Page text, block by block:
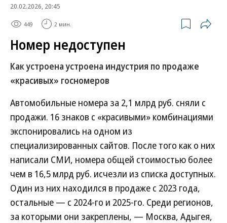
20.02.2026, 20:45
449 2 мин.
Номер недоступен
Как устроена устроена индустрия по продаже
«красивых» госномеров
Автомобильные номера за 2,1 млрд руб. сняли с
продажи. 16 знаков с «красивыми» комбинациями
экспонировались на одном из
специализированных сайтов. После того как о них
написали СМИ, номера общей стоимостью более
чем в 16,5 млрд руб. исчезли из списка доступных.
Один из них находился в продаже с 2023 года,
остальные — с 2024-го и 2025-го. Среди регионов,
за которыми они закреплены, — Москва, Адыгея,